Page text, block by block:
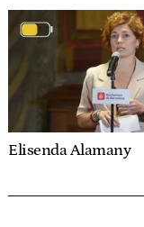
Elisenda Alamany